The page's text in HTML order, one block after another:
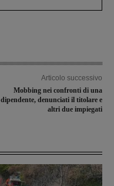
Articolo successivo
Mobbing nei confronti di una
dipendente, denunciati il titolare e
altri due impiegati